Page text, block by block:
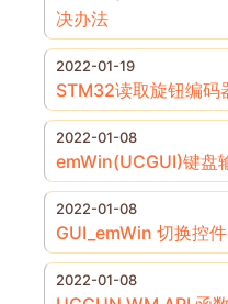
决办法
2022-01-19
STM32读取旋钮编码
2022-01-08
emWin(UCGUI)键盘
2022-01-08
GUI_emWin 切换控
2022-01-08